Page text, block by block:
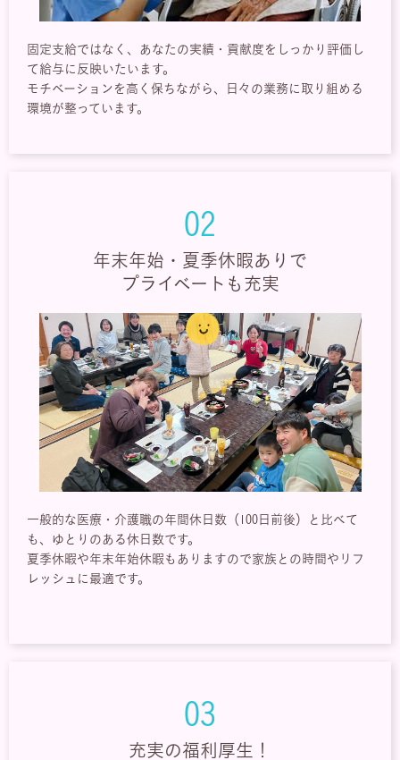
固定支給ではなく、あなたの実績・貢献度をしっかり評価し
て給与に反映いたいます。
モチベーションを高く保ちながら、日々の業務に取り組める
環境が整っています。
02
年末年始・夏季休暇ありで
プライベートも充実
一般的な医療・介護職の年間休日数（100日前後）と比べて
も、ゆとりのある休日数です。
夏季休暇や年末年始休暇もありますので家族との時間やリフ
レッシュに最適です。
03
充実の福利厚生！